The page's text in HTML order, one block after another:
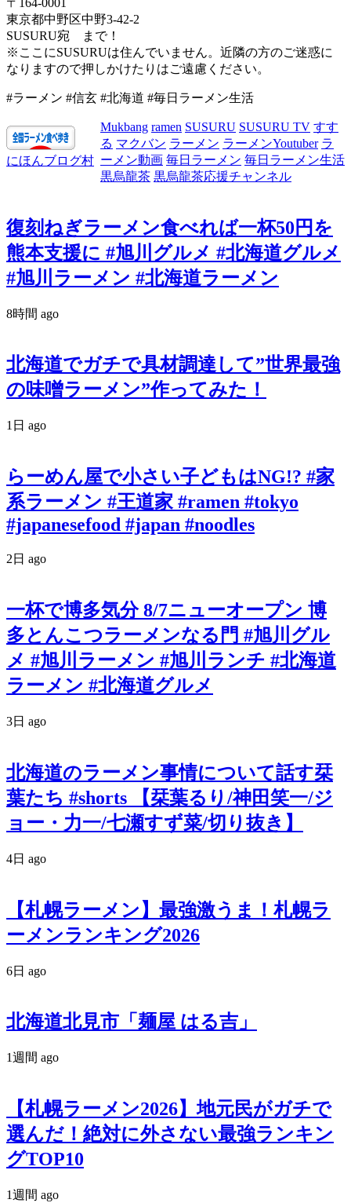
東京都中野区中野3-42-2
SUSURU宛 まで！
※ここにSUSURUは住んでいません。近隣の方のご迷惑に
なりますので押しかけたりはご遠慮ください。
#ラーメン #信玄 #北海道 #毎日ラーメン生活
にほんブログ村
Mukbang ramen SUSURU SUSURU TV すす
る マクバン ラーメン ラーメンYoutuber ラ
ーメン動画 毎日ラーメン 毎日ラーメン生活
黒烏龍茶 黒烏龍茶応援チャンネル
復刻ねぎラーメン食べれば一杯50円を
熊本支援に #旭川グルメ #北海道グルメ
#旭川ラーメン #北海道ラーメン
8時間 ago
北海道でガチで具材調達して”世界最強
の味噌ラーメン”作ってみた！
1日 ago
らーめん屋で小さい子どもはNG!? #家
系ラーメン #王道家 #ramen #tokyo
#japanesefood #japan #noodles
2日 ago
一杯で博多気分 8/7ニューオープン 博
多とんこつラーメンなる門 #旭川グル
メ #旭川ラーメン #旭川ランチ #北海道
ラーメン #北海道グルメ
3日 ago
北海道のラーメン事情について話す栞
葉たち #shorts 【栞葉るり/神田笑一/ジ
ョー・力一/七瀬すず菜/切り抜き】
4日 ago
【札幌ラーメン】最強激うま！札幌ラ
ーメンランキング2026
6日 ago
北海道北見市「麺屋 はる吉」
1週間 ago
【札幌ラーメン2026】地元民がガチで
選んだ！絶対に外さない最強ランキン
グTOP10
1週間 ago